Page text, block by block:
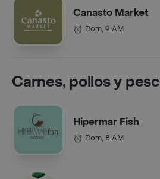
Canasto Market
Dom, 9 AM
Carnes, pollos y
Hipermar Fish
Dom, 8 AM